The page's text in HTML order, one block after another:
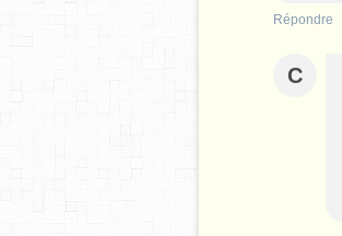
Répondre
C